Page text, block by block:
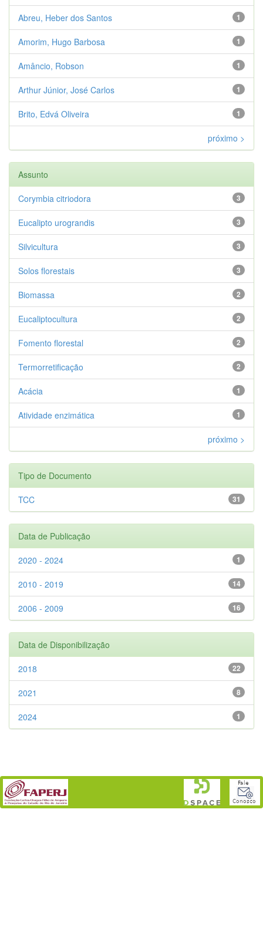
1
Abreu, Heber dos Santos
1
Amorim, Hugo Barbosa
1
Amâncio, Robson
1
Arthur Júnior, José Carlos
1
Brito, Edvá Oliveira
próximo >
Assunto
3
Corymbia citriodora
3
Eucalipto urograndis
3
Silvicultura
3
Solos florestais
2
Biomassa
2
Eucaliptocultura
2
Fomento florestal
2
Termorretificação
1
Acácia
1
Atividade enzimática
próximo >
Tipo de Documento
31
TCC
Data de Publicação
1
2020 - 2024
14
2010 - 2019
16
2006 - 2009
Data de Disponibilização
22
2018
8
2021
1
2024